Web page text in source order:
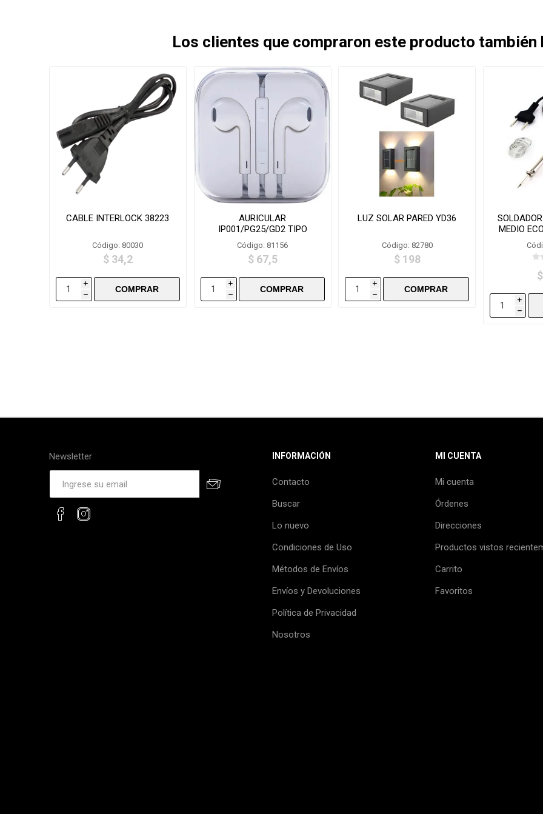
Los clientes que compraron este producto también
CABLE INTERLOCK 38223
Código: 80030
$ 34,2
i
h
AURICULAR
IP001/PG25/GD2 TIPO
IPHONE m2-02
Código: 81156
$ 67,5
i
h
LUZ SOLAR PARED YD36
Código: 82780
$ 198
i
h
MEDIO
i
h
Newsletter INFORMACIÓN
Contacto
Buscar
Lo nuevo
Condiciones de Uso
Métodos de Envíos
Envíos y Devoluciones
Política de Privacidad
Nosotros
MI CUENTA
Mi cuenta
Órdenes
Direcciones
Productos vistos
Carrito
Favoritos